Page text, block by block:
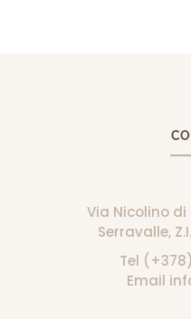
Via Nicolino di
Serravalle,
Tel
Email